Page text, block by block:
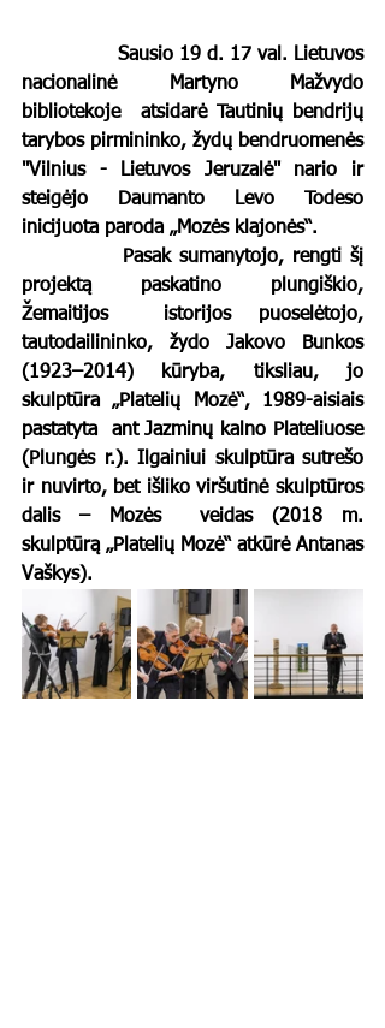
nacionalinė Martyno Mažvydo
bibliotekoje  atsidarė Tautinių bendrijų
tarybos pirmininko, žydų bendruomenės
"Vilnius - Lietuvos Jeruzalė" nario ir
steigėjo Daumanto Levo Todeso
inicijuota paroda „Mozės klajonės“.
projektą paskatino plungiškio,
Žemaitijos  istorijos puoselėtojo,
tautodailininko, žydo Jakovo Bunkos
(1923–2014) kūryba, tiksliau, jo
skulptūra „Platelių Mozė“, 1989-aisiais
pastatyta  ant Jazminų kalno Plateliuose
(Plungės r.). Ilgainiui skulptūra sutrešo
ir nuvirto, bet išliko viršutinė skulptūros
dalis – Mozės  veidas (2018 m.
skulptūrą „Platelių Mozė“ atkūrė Antanas